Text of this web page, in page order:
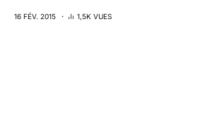
16 FÉV. 2015 1,5K VUES